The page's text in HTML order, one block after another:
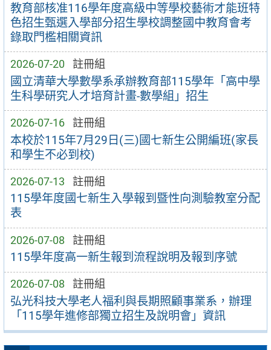
教育部核准116學年度高級中等學校藝術才能班特
色招生甄選入學部分招生學校調整國中教育會考
錄取門檻相關資訊
2026-07-20 註冊組
國立清華大學數學系承辦教育部115學年「高中學
生科學研究人才培育計畫-數學組」招生
2026-07-16 註冊組
本校於115年7月29日(三)國七新生公開編班(家長
和學生不必到校)
2026-07-13 註冊組
115學年度國七新生入學報到暨性向測驗教室分配
表
2026-07-08 註冊組
115學年度高一新生報到流程說明及報到序號
2026-07-08 註冊組
弘光科技大學老人福利與長期照顧事業系，辦理
「115學年進修部獨立招生及說明會」資訊